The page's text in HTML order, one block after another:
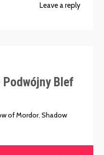
Leave a reply
Podwójny Blef
of Mordor,Shadow